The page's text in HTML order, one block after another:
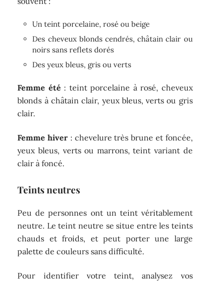
Un teint porcelaine, rosé ou beige
Des cheveux blonds cendrés, châtain clair ou
noirs sans reflets dorés
Des yeux bleus, gris ou verts
Femme été : teint porcelaine à rosé, cheveux
blonds à châtain clair, yeux bleus, verts ou gris
clair.
Femme hiver : chevelure très brune et foncée,
yeux bleus, verts ou marrons, teint variant de
clair à foncé.
Teints neutres
Peu de personnes ont un teint véritablement
neutre. Le teint neutre se situe entre les teints
chauds et froids, et peut porter une large
palette de couleurs sans difficulté.
Pour identifier votre teint, analysez vos